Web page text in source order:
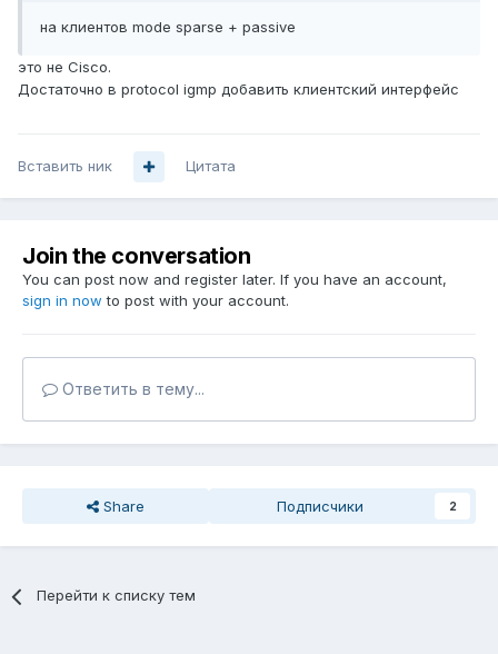
на клиентов mode sparse + passive
это не Cisco.
Достаточно в protocol igmp добавить клиентский интерфейс
Вставить ник Цитата
Join the conversation
You can post now and register later. If you have an account,
sign in now to post with your account.
Ответить в тему...
Share Подписчики 2
Перейти к списку тем